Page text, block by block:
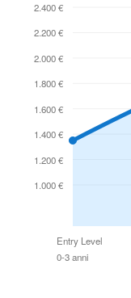
1.000 €
1.200 €
1.400 €
1.600 €
1.800 €
2.000 €
2.200 €
2.400 €
Entry Level
0-3 anni